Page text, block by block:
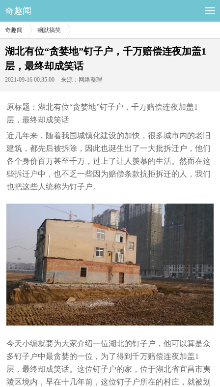
奇趣闻
奇趣闻 幽默搞笑
湖北有位“贪婪地”钉子户，千万赔偿连夜加盖1
层，最终却成笑话
2021-09-16 00:35:00 来源：网络整理
原标题：湖北有位“贪婪地”钉子户，千万赔偿连夜加盖1
层，最终却成笑话
近几年来，随着我国城镇化建设的加快，很多城市内的老旧
建筑，都先后被拆除，因此也诞生出了一大批拆迁户，他们
各个身价百万甚至千万，过上了让人羡慕的生活。然而在这
些拆迁户中，也不乏一些因为赔偿条款抗拒拆迁的人，我们
也把这些人统称为钉子户。
今天小编就要为大家介绍一位湖北的钉子户，他可以算是众
多钉子户中最贪婪的一位，为了得到千万赔偿连夜加盖1
层，最终却成笑话。这位钉子户的家，位于湖北省宜昌市夷
陵区境内，早在十几年前，这位钉子户所在的村庄，就被划